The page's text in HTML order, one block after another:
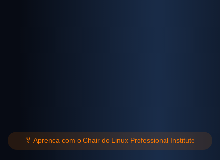
🏅 Aprenda com o Chair do Linux Professional Institute